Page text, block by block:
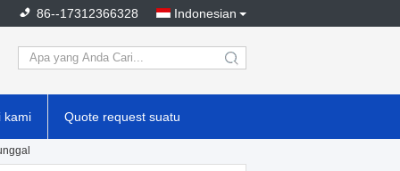
Indonesian
86--17312366328
search
kami Quote request suatu